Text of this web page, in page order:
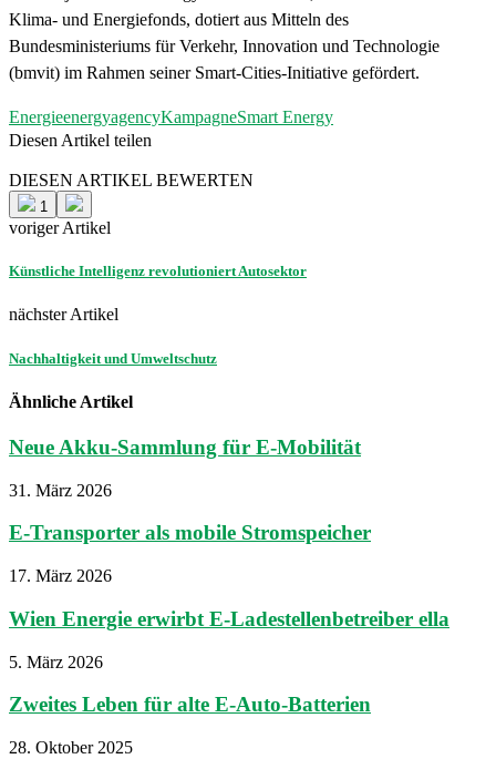
Klima- und Energiefonds, dotiert aus Mitteln des
Bundesministeriums für Verkehr, Innovation und Technologie
(bmvit) im Rahmen seiner Smart-Cities-Initiative gefördert.
EnergieenergyagencyKampagneSmart Energy
Diesen Artikel teilen
DIESEN ARTIKEL BEWERTEN
1
voriger Artikel
Künstliche Intelligenz revolutioniert Autosektor
nächster Artikel
Nachhaltigkeit und Umweltschutz
Ähnliche Artikel
Neue Akku-Sammlung für E-Mobilität
31. März 2026
E-Transporter als mobile Stromspeicher
17. März 2026
Wien Energie erwirbt E-Ladestellenbetreiber ella
5. März 2026
Zweites Leben für alte E-Auto-Batterien
28. Oktober 2025